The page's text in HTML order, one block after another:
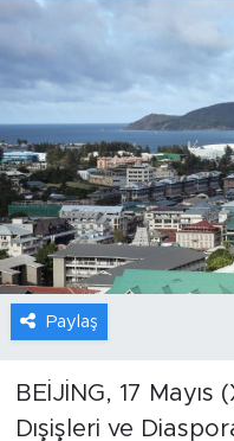
Paylaş
BEİJİNG, 17
Dışişleri ve
Bilim ve Teknoloji
Çin Fuarları
Gündem
Video
Sağlık
Xinhua